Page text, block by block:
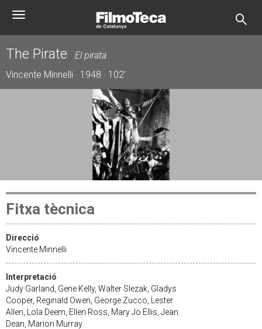
Toggle
The Pirate
El pirata
Vincente Minnelli · 1948 · 102'
Fitxa tècnica
Direcció
Vincente Minnelli
Interpretació
Judy Garland, Gene Kelly, Walter Slezak, Gladys
Cooper, Reginald Owen, George Zucco, Lester
Allen, Lola Deem, Ellen Ross, Mary Jo Ellis, Jean
Dean, Marion Murray